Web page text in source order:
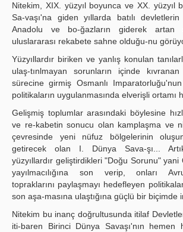
Nitekim, XIX. yüzyıl boyunca ve XX. yüzyıl
Sa-vaşı'na giden yıllarda batılı devletlerin
Anadolu ve bo-ğazların giderek
uluslararası rekabete sahne olduğu-nu
Yüzyıllardır biriken ve yanlış konulan
ulaş-tınlmayan sorunların içinde
sürecine girmiş Osmanlı
politikaların uygulanmasında elverişli ortamı
Gelişmiş toplumlar arasındaki böylesine
ve re-kabetin sonucu olan kamplaşma ve
çevresinde yeni nüfuz bölgelerinin
getirecek olan I. Dünya Sava-şı...
yüzyıllardır geliştirdikleri "Doğu Sorunu" yani
yayılmacılığına son verip, onları
topraklarını paylaşmayı hedefleyen
son aşa-masına ulaştığına güçlü bir biçimde
Nitekim bu inanç doğrultusunda itilaf
iti-baren Birinci Dünya Savaşı'nın hemen